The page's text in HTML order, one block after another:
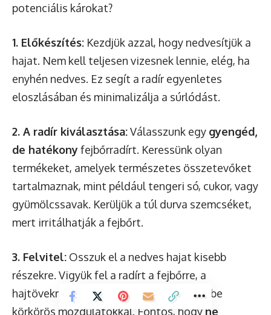
potenciális károkat?
1. Előkészítés: Kezdjük azzal, hogy nedvesítjük a
hajat. Nem kell teljesen vizesnek lennie, elég, ha
enyhén nedves. Ez segít a radír egyenletes
eloszlásában és minimalizálja a súrlódást.
2. A radír kiválasztása:Válasszunk egy gyengéd,
de hatékonyfejbőrradírt. Keressünk olyan
termékeket, amelyek természetes összetevőket
tartalmaznak, mint például tengeri só, cukor, vagy
gyümölcssavak. Kerüljük a túl durva szemcséket,
mert irritálhatják a fejbőrt.
3. Felvitel: Osszuk el a nedves hajat kisebb
részekre. Vigyük fel a radírt a fejbőrre, a
hajtövekre, és gyengéden masszírozzuk be
körkörös mozdulatokkal. Fontos, hogy ne